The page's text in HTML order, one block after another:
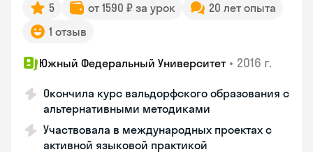
5 от 1590 ₽ за урок
20 лет опыта
1 отзыв
Южный Федеральный Университет • 2016 г.
Окончила курс вальдорфского образования с
альтернативными методиками
Участвовала в международных проектах с
активной языковой практикой